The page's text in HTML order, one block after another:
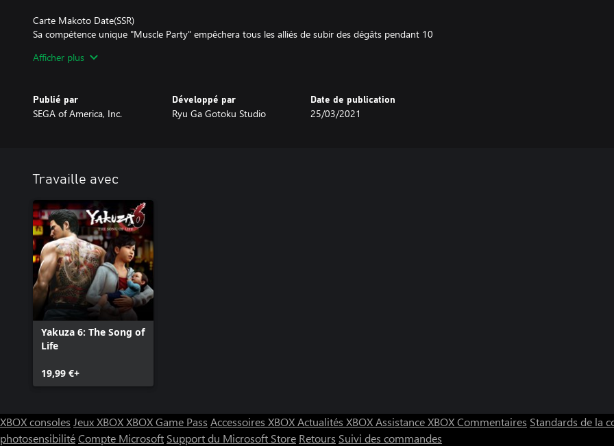
Carte Makoto Date(SSR)
Sa compétence unique "Muscle Party" empêchera tous les alliés de subir des dégâts pendant 10
10 secondes.
Comprend aussi les objets bonus suivants pour le jeu principal :
• 100 000 yens
• 2x Rainbow Bun (conférant chacun 500x à l'XP de Kiryu)
• Staminan Royale (restaure la barre de santé et de Heat)
Afficher plus
Publié par
SEGA of America, Inc.
Développé par
Ryu Ga Gotoku Studio
Date de publication
25/03/2021
Travaille avec
Yakuza 6: The Song of
Life
19,99 €+
XBOX consoles Jeux XBOXXBOX Game Pass Accessoires XBOXActualités XBOXAssistance XBOXCommentaires Standards de la
photosensibilitéCompte Microsoft Support du Microsoft Store Retours Suivi des commandes